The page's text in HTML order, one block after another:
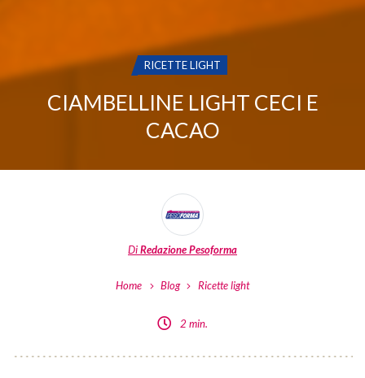
CATEGORIA:
RICETTE LIGHT
CIAMBELLINE LIGHT CECI E
CACAO
DiRedazione Pesoforma
Home Blog Ricette light
2 min.